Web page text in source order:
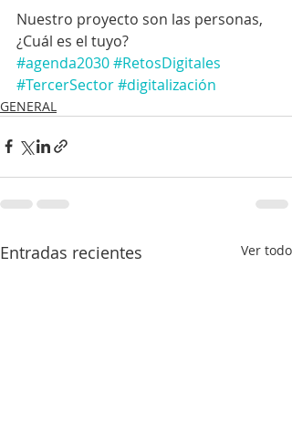
Nuestro proyecto son las personas,
¿Cuál es el tuyo?
#agenda2030#RetosDigitales
#TercerSector#digitalización
GENERAL
Entradas recientes Ver todo